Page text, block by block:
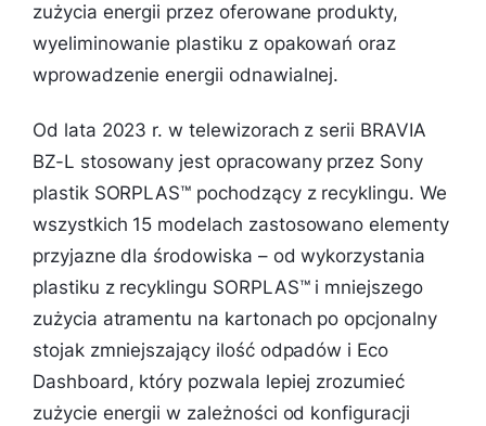
zużycia energii przez oferowane produkty,
wyeliminowanie plastiku z opakowań oraz
wprowadzenie energii odnawialnej. ​
Od lata 2023 r. w telewizorach z serii BRAVIA
BZ-L stosowany jest opracowany przez Sony
plastik SORPLAS™ pochodzący z recyklingu. We
wszystkich 15 modelach zastosowano elementy
przyjazne dla środowiska – od wykorzystania
plastiku z recyklingu SORPLAS™ i mniejszego
zużycia atramentu na kartonach po opcjonalny
stojak zmniejszający ilość odpadów i Eco
Dashboard, który pozwala lepiej zrozumieć
zużycie energii w zależności od konfiguracji